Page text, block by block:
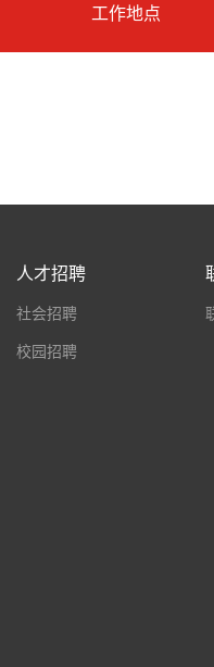
工作地点
人才招聘
社会招聘
校园招聘